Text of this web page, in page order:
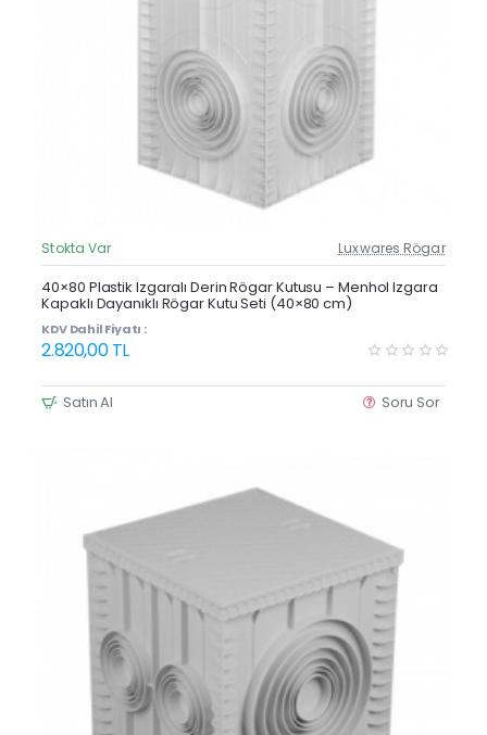
Güncel Fiyat
Yeni Ürün
Stokta Var Luxwares Rögar
40×80 Plastik Izgaralı Derin Rögar Kutusu – Menhol Izgara
Kapaklı Dayanıklı Rögar Kutu Seti (40×80 cm)
KDV Dahil Fiyatı :
2.820,00 TL
Satın Al Soru Sor